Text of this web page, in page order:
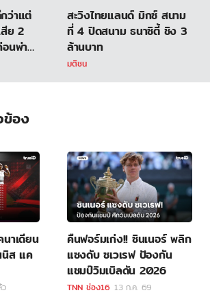
ว่าแต่
ย 2
นพ่าย
สะวิงไทยแลนด์ มิกซ์ สนาม
ที่ 4 ปิดสนาม ธนาซิตี้ ชิง 3
ล้านบาท
มติชน
ข้อง
าเดียน
นิส แค
คืนฟอร์มเก่ง!! ซินเนอร์ พลิก
แซงดับ ซเวเรฟ ป้องกัน
แชมป์วิมเบิลดัน 2026
TNN ช่อง16 13 ก.ค. 69